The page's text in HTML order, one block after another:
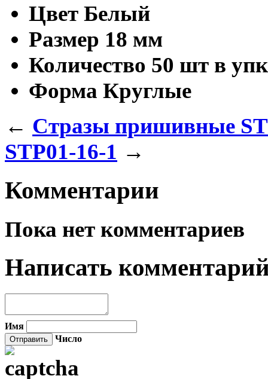
Цвет Белый
Размер 18 мм
Количество 50 шт в упк
Форма Круглые
← Стразы пришивные
STP01-16-1 →
Комментарии
Пока нет комментариев
Написать
Имя
Число